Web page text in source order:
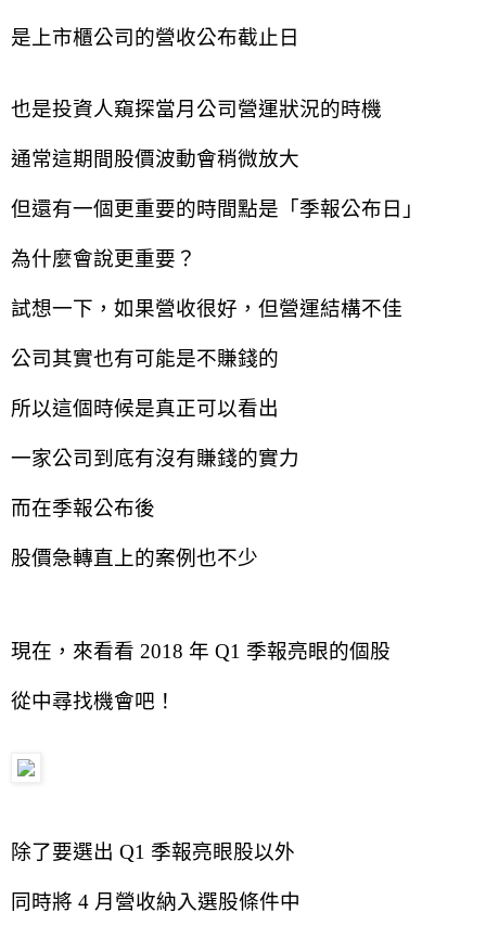
是上市櫃公司的營收公布截止日
也是投資人窺探當月公司營運狀況的時機
通常這期間股價波動會稍微放大
但還有一個更重要的時間點是「季報公布日」
為什麼會說更重要？
試想一下，如果營收很好，但營運結構不佳
公司其實也有可能是不賺錢的
所以這個時候是真正可以看出
一家公司到底有沒有賺錢的實力
而在季報公布後
股價急轉直上的案例也不少
現在，來看看 2018 年 Q1 季報亮眼的個股
從中尋找機會吧！
除了要選出 Q1 季報亮眼股以外
同時將 4 月營收納入選股條件中